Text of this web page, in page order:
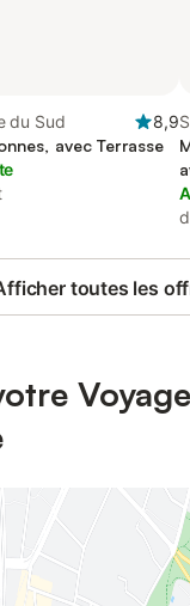
du Sud
8,9
avec Terrasse
toutes les